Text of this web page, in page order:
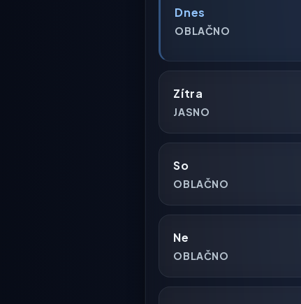
Dnes
OBLAČNO
Zítra
JASNO
So
OBLAČNO
Ne
OBLAČNO